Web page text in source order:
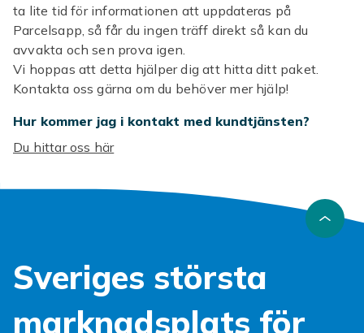
ta lite tid för informationen att uppdateras på
Parcelsapp, så får du ingen träff direkt så kan du
avvakta och sen prova igen.
Vi hoppas att detta hjälper dig att hitta ditt paket.
Kontakta oss gärna om du behöver mer hjälp!
Hur kommer jag i kontakt med kundtjänsten?
Du hittar oss här
Sveriges största
marknadsplats för